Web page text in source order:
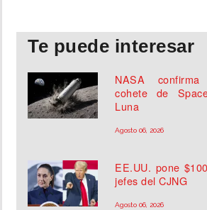
Te puede interesar
NASA
cohete de
Luna
Agosto 06, 2026
EE.UU. pone
jefes del CJNG
Agosto 06, 2026